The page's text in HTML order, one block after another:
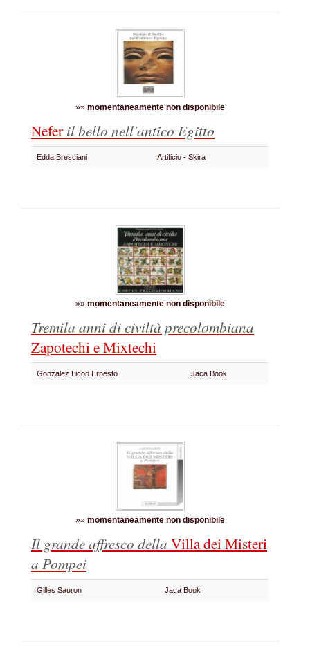
»» momentaneamente non disponibile
Nefer il bello nell'antico Egitto
Edda Bresciani Artificio - Skira
»» momentaneamente non disponibile
Tremila anni di civiltà precolombiana
Zapotechi e Mixtechi
Gonzalez Licon Ernesto Jaca Book
»» momentaneamente non disponibile
Il grande affresco della Villa dei Misteri
a Pompei
Gilles Sauron Jaca Book